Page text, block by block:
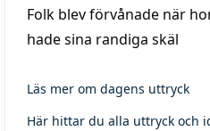
Folk blev förvånade när
hade sina randiga skäl
Läs mer om dagens uttryck
Här hittar du alla uttryck och